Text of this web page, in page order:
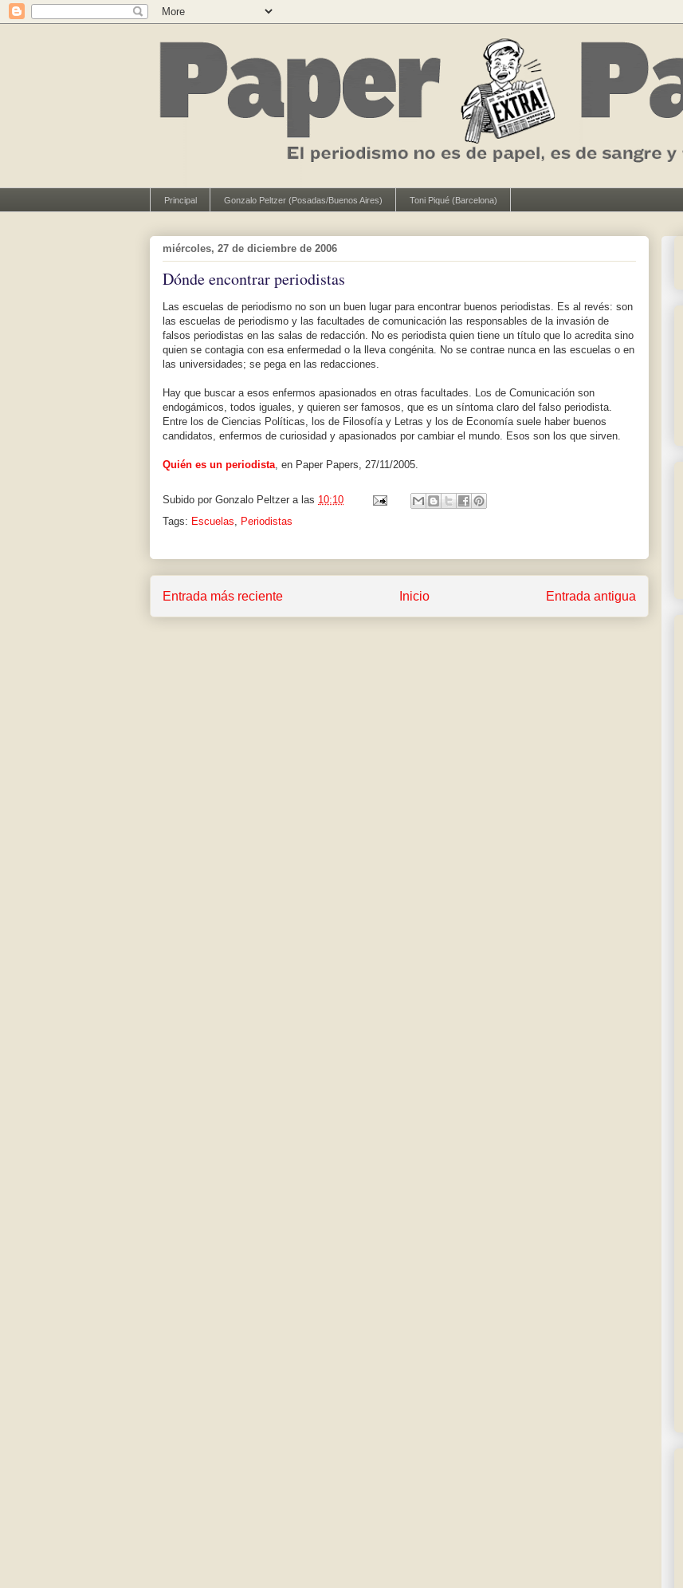
Principal Gonzalo Peltzer (Posadas/Buenos Aires) Toni Piqué (Barcelona)
miércoles, 27 de diciembre de 2006
Dónde encontrar periodistas
Las escuelas de periodismo no son un buen lugar para encontrar buenos periodistas. Es al revés: son
las escuelas de periodismo y las facultades de comunicación las responsables de la invasión de
falsos periodistas en las salas de redacción. No es periodista quien tiene un título que lo acredita sino
quien se contagia con esa enfermedad o la lleva congénita. No se contrae nunca en las escuelas o en
las universidades; se pega en las redacciones.
Hay que buscar a esos enfermos apasionados en otras facultades. Los de Comunicación son
endogámicos, todos iguales, y quieren ser famosos, que es un síntoma claro del falso periodista.
Entre los de Ciencias Políticas, los de Filosofía y Letras y los de Economía suele haber buenos
candidatos, enfermos de curiosidad y apasionados por cambiar el mundo. Esos son los que sirven.
Quién es un periodista, en Paper Papers, 27/11/2005.
Subido por Gonzalo Peltzer a las 10:10
Tags: Escuelas, Periodistas
Entrada más reciente Entrada antigua
Inicio